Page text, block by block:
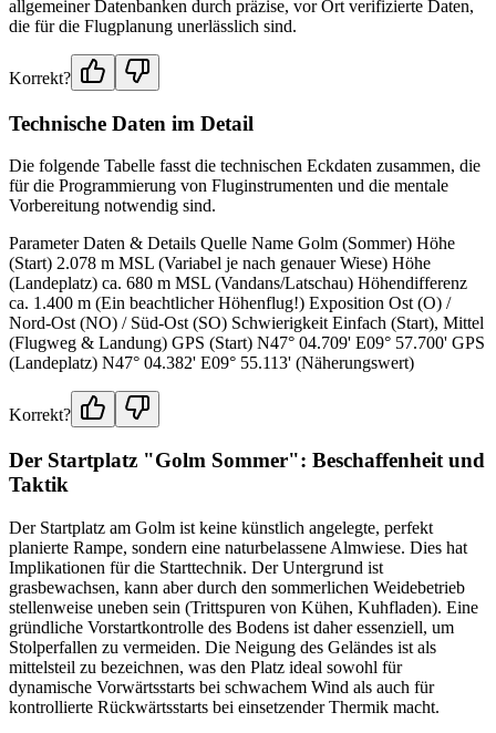
allgemeiner Datenbanken durch präzise, vor Ort verifizierte Daten,
die für die Flugplanung unerlässlich sind.
Korrekt?
Technische Daten im Detail
Die folgende Tabelle fasst die technischen Eckdaten zusammen, die
für die Programmierung von Fluginstrumenten und die mentale
Vorbereitung notwendig sind.
Parameter Daten & Details Quelle Name Golm (Sommer) Höhe
(Start) 2.078 m MSL (Variabel je nach genauer Wiese) Höhe
(Landeplatz) ca. 680 m MSL (Vandans/Latschau) Höhendifferenz
ca. 1.400 m (Ein beachtlicher Höhenflug!) Exposition Ost (O) /
Nord-Ost (NO) / Süd-Ost (SO) Schwierigkeit Einfach (Start), Mittel
(Flugweg & Landung) GPS (Start) N47° 04.709' E09° 57.700' GPS
(Landeplatz) N47° 04.382' E09° 55.113' (Näherungswert)
Korrekt?
Der Startplatz "Golm Sommer": Beschaffenheit und
Taktik
Der Startplatz am Golm ist keine künstlich angelegte, perfekt
planierte Rampe, sondern eine naturbelassene Almwiese. Dies hat
Implikationen für die Starttechnik. Der Untergrund ist
grasbewachsen, kann aber durch den sommerlichen Weidebetrieb
stellenweise uneben sein (Trittspuren von Kühen, Kuhfladen). Eine
gründliche Vorstartkontrolle des Bodens ist daher essenziell, um
Stolperfallen zu vermeiden. Die Neigung des Geländes ist als
mittelsteil zu bezeichnen, was den Platz ideal sowohl für
dynamische Vorwärtsstarts bei schwachem Wind als auch für
kontrollierte Rückwärtsstarts bei einsetzender Thermik macht.